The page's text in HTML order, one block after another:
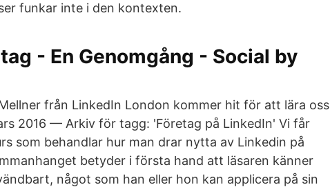
funkar inte i den kontexten.
- En Genomgång - Social by
från LinkedIn London kommer hit för att lära oss
2016 — Arkiv för tagg: 'Företag på LinkedIn' Vi får
som behandlar hur man drar nytta av Linkedin på
betyder i första hand att läsaren känner
något som han eller hon kan applicera på sin